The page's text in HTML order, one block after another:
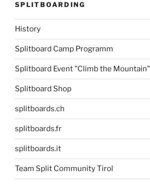
SPLITBOARDING
History
Splitboard Camp Programm
Splitboard Event "Climb the Mountain"
Splitboard Shop
splitboards.ch
splitboards.fr
splitboards.it
Team Split Community Tirol